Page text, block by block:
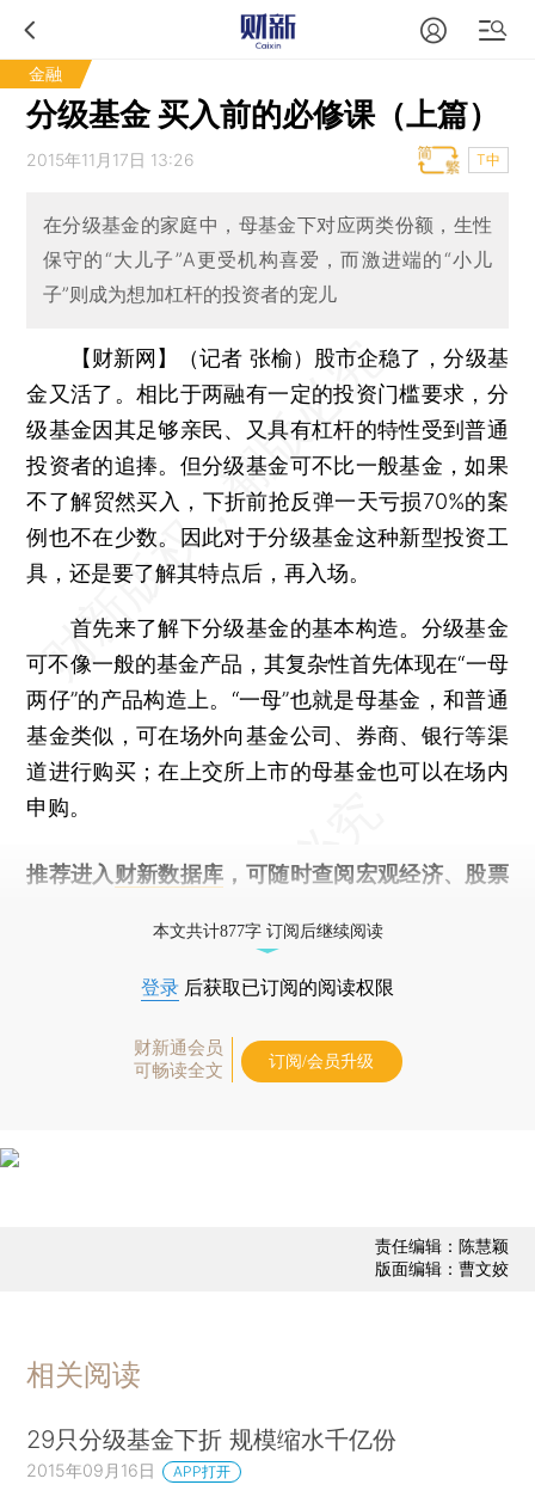
金融
分级基金 买入前的必修课（上篇）
2015年11月17日 13:26 T中
在分级基金的家庭中，母基金下对应两类份额，生性
保守的“大儿子”A更受机构喜爱，而激进端的“小儿
子”则成为想加杠杆的投资者的宠儿
【财新网】（记者 张榆）
股市企稳了，分级基
金又活了。相比于两融有一定的投资门槛要求，分
级基金因其足够亲民、又具有杠杆的特性受到普通
投资者的追捧。但分级基金可不比一般基金，如果
不了解贸然买入，下折前抢反弹一天亏损70%的案
例也不在少数。因此对于分级基金这种新型投资工
具，还是要了解其特点后，再入场。
首先来了解下分级基金的基本构造。分级基金
可不像一般的基金产品，其复杂性首先体现在“一母
两仔”的产品构造上。“一母”也就是母基金，和普通
基金类似，可在场外向基金公司、券商、银行等渠
道进行购买；在上交所上市的母基金也可以在场内
申购。
推荐进入 财新数据库 ，可随时查阅宏观经济、股票
本文共计877字 订阅后继续阅读
登录 后获取已订阅的阅读权限
财新通会员
可畅读全文
订阅/会员升级
责任编辑：陈慧颖
版面编辑：曹文姣
相关阅读
29只分级基金下折 规模缩水千亿份
2015年09月16日 APP打开